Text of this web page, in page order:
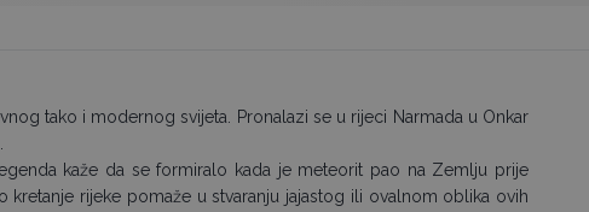
tako i modernog svijeta. Pronalazi se u rijeci Narmada u Onkar
kaže da se formiralo kada je meteorit pao na Zemlju prije
rijeke pomaže u stvaranju jajastog ili ovalnom oblika ovih